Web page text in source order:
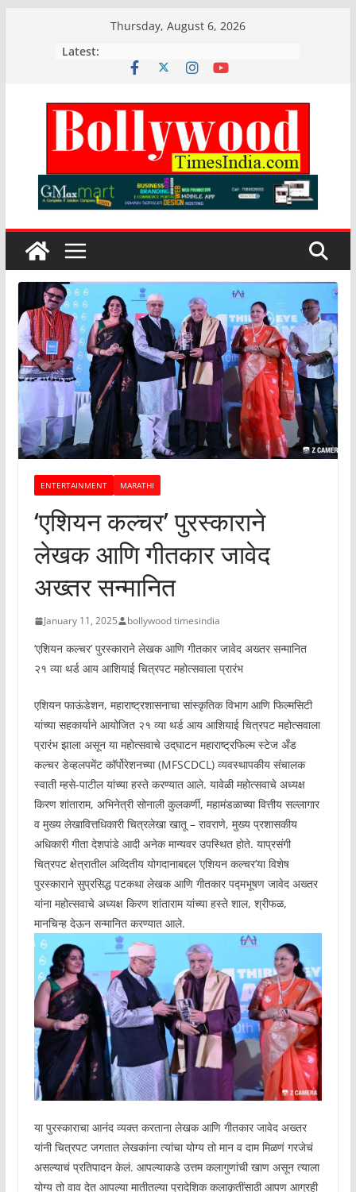
Thursday, August 6, 2026
Latest:
ENTERTAINMENT MARATHI
‘एशियन कल्चर’ पुरस्काराने
लेखक आणि गीतकार जावेद
अख्तर सन्मानित
January 11, 2025 bollywood timesindia
‘एशियन कल्चर’ पुरस्काराने लेखक आणि गीतकार जावेद अख्तर सन्मानित
२१ व्या थर्ड आय आशियाई चित्रपट महोत्सवाला प्रारंभ
एशियन फाऊंडेशन, महाराष्ट्रशासनाचा सांस्कृतिक विभाग‌ आणि फिल्मसिटी
यांच्या सहकार्याने आयोजित २१ व्या थर्ड आय आशियाई चित्रपट महोत्सवाला
प्रारंभ झाला असून या महोत्सवाचे उद्‌घाटन महाराष्ट्रफिल्म स्टेज अँड
कल्चर डेव्हलपमेंट कॉर्पोरेशनच्या (MFSCDCL) व्यवस्थापकीय संचालक
स्वाती म्हसे-पाटील यांच्या हस्ते करण्यात आले. यावेळी महोत्सवाचे अध्यक्ष
किरण शांताराम, अभिनेत्री सोनाली कुलकर्णी, महामंडळाच्या वित्तीय सल्लागार
व मुख्य लेखावित्तधिकारी चित्रलेखा खातू – रावराणे, मुख्य प्रशासकीय
अधिकारी गीता देशपांडे आदी अनेक मान्यवर उपस्थित होते. याप्रसंगी
चित्रपट क्षेत्रातील अव्दितीय योगदानाबद्दल ‘एशियन कल्चर’या विशेष
पुरस्काराने सुप्रसिद्ध पटकथा लेखक आणि गीतकार पद्मभूषण जावेद अख्तर
यांना महोत्सवाचे अध्यक्ष किरण शांताराम यांच्या हस्ते शाल, श्रीफळ,
मानचिन्ह देऊन सन्मानित करण्यात आले.
या पुरस्काराचा आनंद व्यक्त करताना लेखक आणि गीतकार जावेद अख्तर
यांनी चित्रपट जगतात लेखकांना त्यांचा योग्य तो मान व दाम मिळणं गरजेचं
असल्याचं प्रतिपादन केलं. आपल्याकडे उत्तम कलागुणांची खाण असून त्याला
योग्य तो वाव देत आपल्या मातीतल्या प्रादेशिक कलाकृतींसाठी आपण आग्रही